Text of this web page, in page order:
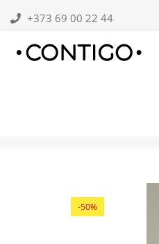
+373 69 00 22 44
-50%